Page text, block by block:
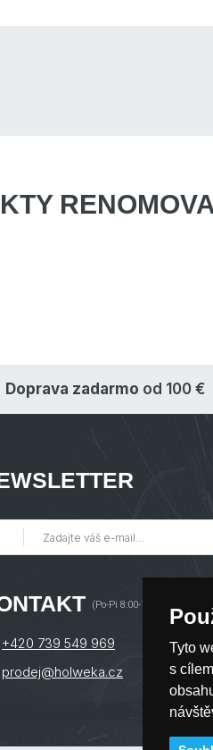
Doprava zadarmo od 100 €
(Po-Pi 8:00-16:00) pracovné
+420 739 549 969
prodej@holweka.cz
Tyto
s